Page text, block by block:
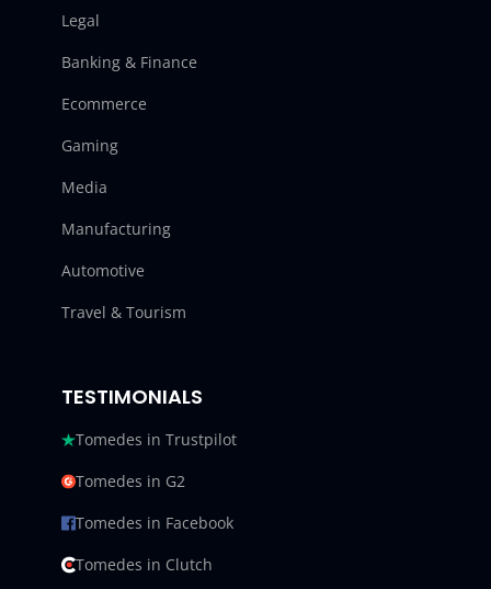
Legal
Banking & Finance
Ecommerce
Gaming
Media
Manufacturing
Automotive
Travel & Tourism
TESTIMONIALS
Tomedes in Trustpilot
Tomedes in G2
Tomedes in Facebook
Tomedes in Clutch